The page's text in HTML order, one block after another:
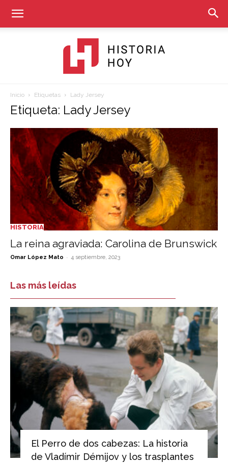
Hoy
Inicio Etiquetas Lady Jersey
Etiqueta: Lady Jersey
HISTORIA
La reina agraviada: Carolina de Brunswick
Omar López Mato - 4 septiembre, 2023
Las más leídas
El Perro de dos cabezas: La historia
de Vladímir Démijov y los trasplantes